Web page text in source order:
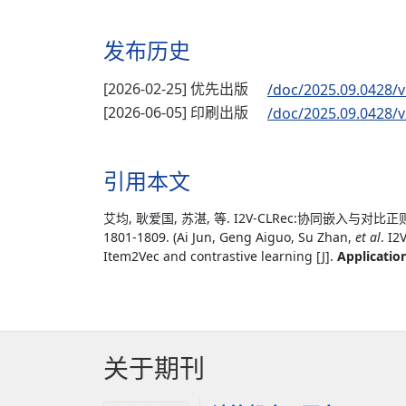
发布历史
[2026-02-25] 优先出版
/doc/2025.09.0428/
[2026-06-05] 印刷出版
/doc/2025.09.0428/
引用本文
艾均, 耿爱国, 苏湛, 等. I2V-CLRec:协同嵌入与对比
1801-1809. (Ai Jun, Geng Aiguo, Su Zhan, et al.
Item2Vec and contrastive learning [J].
关于期刊